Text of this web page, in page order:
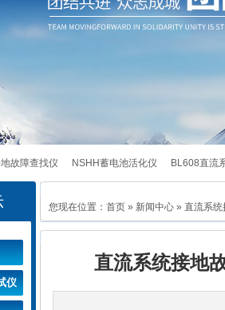
故障查找仪 NSHH蓄电池活化仪 BL608直流
仪 NSNZ蓄电池内阻测试仪
仪
您现在位置： 首页 » 新闻中心 » 直流系
直流系统接地